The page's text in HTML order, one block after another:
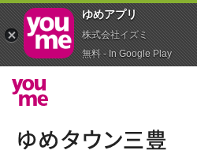
ゆめアプ‪リ‬
株式会社イズミ
無料 - In Google Play